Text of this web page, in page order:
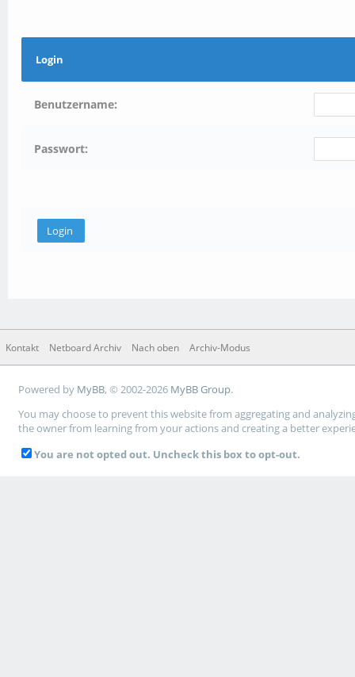
Login
Benutzername:
Passwort:
Kontakt Netboard Archiv Nach oben Archiv-Modus
Powered by MyBB, © 2002-2026 MyBB Group.
You may choose to prevent this website from aggregating and
the owner from learning from your actions and creating a better
You are not opted out. Uncheck this box to opt-out.